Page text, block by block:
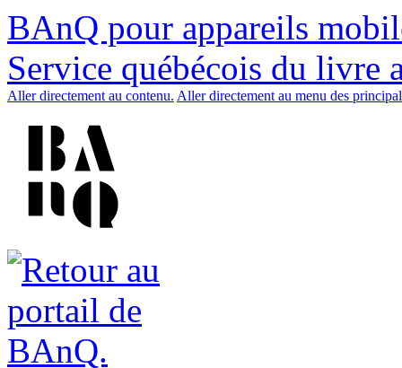
BAnQ pour appareils
Service québécois du livre
Aller directement au contenu. Aller directement au menu des